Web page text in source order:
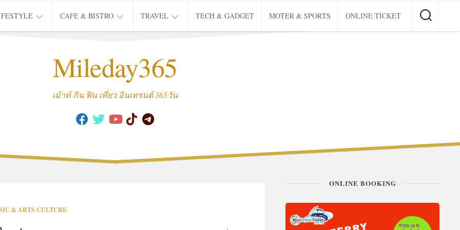
CAFE & BISTRO
CAFE
TRAVEL
THAI
TRIP
TECH & GADGET MOTER & SPORTS ONLINE TICKET
Mileday365
เม้าท์ กิน ฟิน เที่ยว อินเทรนด์ 365วัน
& ARTS CULTURE
ONLINE BOOKING